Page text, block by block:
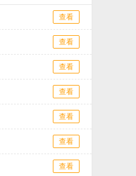
查看
查看
查看
查看
查看
查看
查看